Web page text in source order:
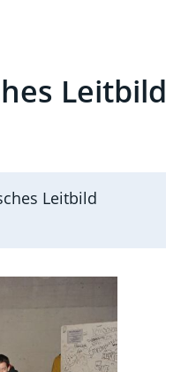
Leitbild
Leitbild